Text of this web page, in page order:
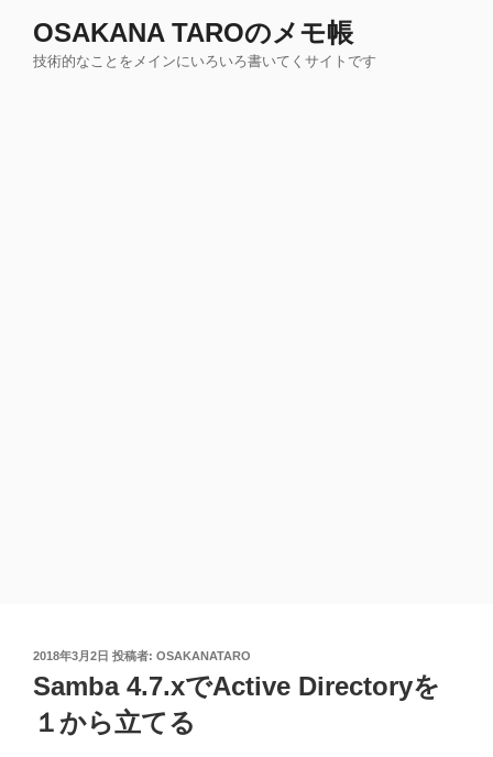
OSAKANA TAROのメモ帳
技術的なことをメインにいろいろ書いてくサイトです
投
稿
日:
2018年3月2日 投稿者: OSAKANATARO
Samba 4.7.xでActive Directoryを
１から立てる